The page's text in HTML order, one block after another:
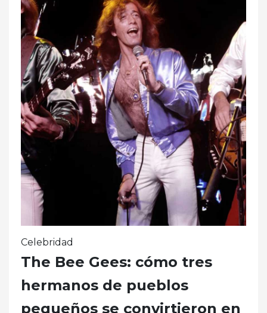
Celebridad
The Bee Gees: cómo tres
hermanos de pueblos
pequeños se convirtieron en